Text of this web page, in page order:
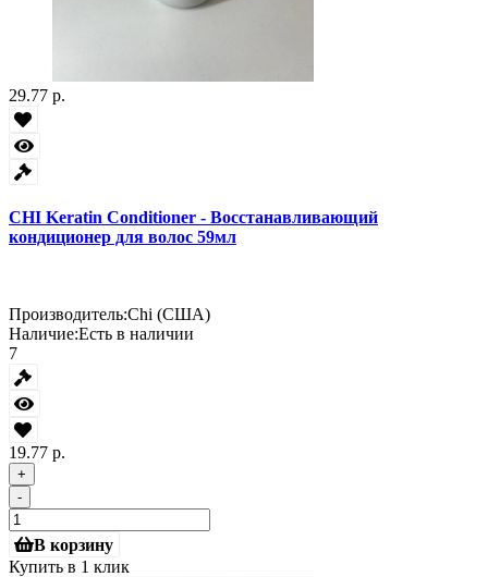
29.77 р.
CHI Keratin Conditioner - Восстанавливающий
кондиционер для волос 59мл
Производитель:Chi (США)
Наличие:Есть в наличии
7
19.77 р.
+
-
В корзину
Купить в 1 клик